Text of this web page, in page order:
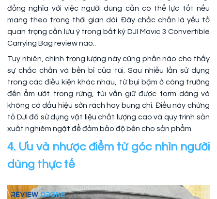
đồng nghĩa với việc người dùng cần có thể lực tốt nếu
mang theo trong thời gian dài. Đây chắc chắn là yếu tố
quan trọng cần lưu ý trong bất kỳ DJI Mavic 3 Convertible
Carrying Bag review nào..
Tuy nhiên, chính trọng lượng này cũng phần nào cho thấy
sự chắc chắn và bền bỉ của túi. Sau nhiều lần sử dụng
trong các điều kiện khác nhau, từ bụi bặm ở công trường
đến ẩm ướt trong rừng, túi vẫn giữ được form dáng và
không có dấu hiệu sờn rách hay bung chỉ. Điều này chứng
tỏ DJI đã sử dụng vật liệu chất lượng cao và quy trình sản
xuất nghiêm ngặt để đảm bảo độ bền cho sản phẩm.
4. Ưu và nhược điểm từ góc nhìn người
dùng thực tế